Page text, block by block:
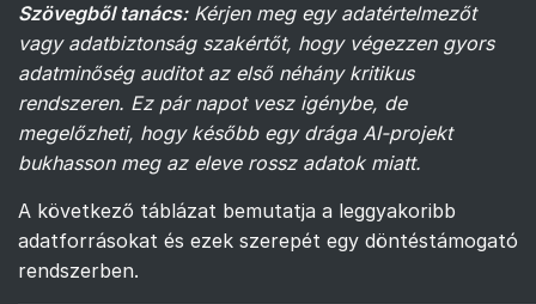
Szövegből tanács: Kérjen meg egy adatértelmezőt
vagy adatbiztonság szakértőt, hogy végezzen gyors
adatminőség auditot az első néhány kritikus
rendszeren. Ez pár napot vesz igénybe, de
megelőzheti, hogy később egy drága AI-projekt
bukhasson meg az eleve rossz adatok miatt.
A következő táblázat bemutatja a leggyakoribb
adatforrásokat és ezek szerepét egy döntéstámogató
rendszerben.